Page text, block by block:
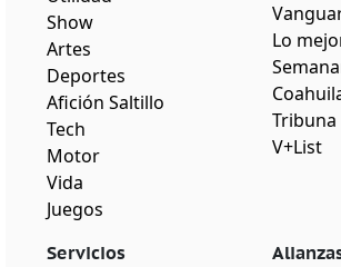
Show
Artes
Deportes
Afición Saltillo
Tech
Motor
Vida
Juegos
Lo
Tribuna
V+List
Servicios